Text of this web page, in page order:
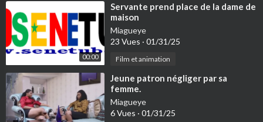
00:00
⁣Servante prend place de la dame de
maison
Miagueye
23 Vues · 01/31/25
Film et animation
⁣Jeune patron négliger par sa
femme.
Miagueye
6 Vues · 01/31/25